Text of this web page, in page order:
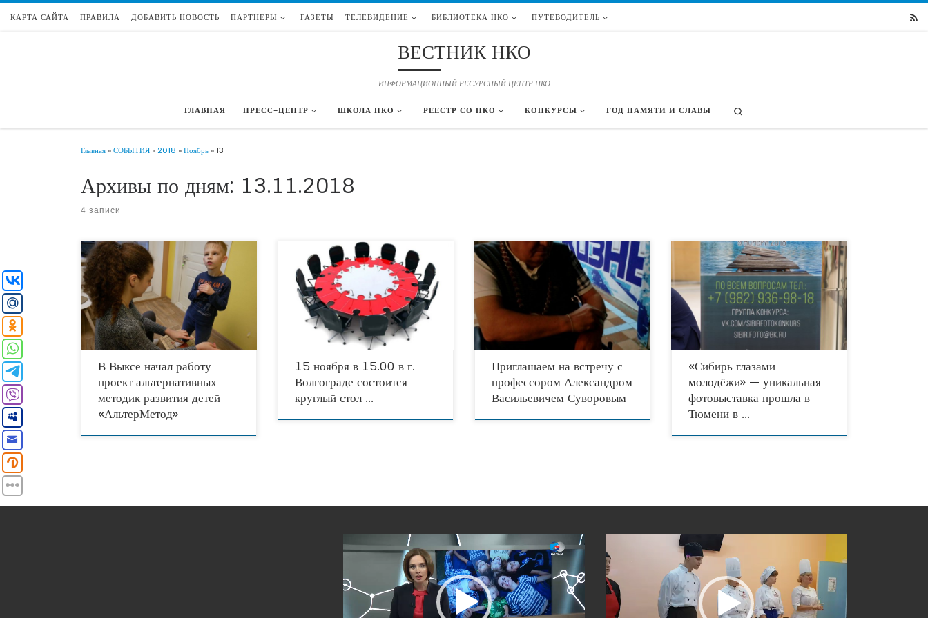
Перейти к содержимому
КАРТА САЙТА ПРАВИЛА ДОБАВИТЬ НОВОСТЬ ПАРТНЕРЫ ГАЗЕТЫ ТЕЛЕВИДЕНИЕ БИБЛИОТЕКА НКО ПУТЕВОДИТЕЛЬ
ВЕСТНИК НКО
ИНФОРМАЦИОННЫЙ РЕСУРСНЫЙ ЦЕНТР НКО
ГЛАВНАЯ ПРЕСС-ЦЕНТР ШКОЛА НКО РЕЕСТР СО НКО КОНКУРСЫ ГОД ПАМЯТИ И СЛАВЫ
Главная»СОБЫТИЯ»2018 »Ноябрь»13
Архивы по дням: 13.11.2018
4 записи
В Выксе Нижегородской области стартовал
проект Анны Колобовой «АльтерМетод»,
который предлагает новые направления
развития детей, в том числе с особыми
возможностями здоровья. Бизнес-инициатива
была представлена
В Выксе начал работу
проект альтернативных
методик развития детей
«АльтерМетод»
15.11.2018 г в 15.00 на базе ГБУ ВО РИАЦ, (ул.
Мира , 19 А) Волгоградская Региональная
Общественная Организация «Центр
Сотрудничества Международного
Благотворительного Фестиваля Форума-
Марафона Мира, народной дипломатии,
15 ноября в 15.00 в г.
Волгограде состоится
круглый стол …
РАСШИРЯЮЩАЯСЯ ВСЕЛЕННАЯ ДУШИ:
слепоглухой профессор А.В. Суворов из
Москвы в Волгоград… В плане социально
значимых событий и добровольческих
инициатив Волгоградской региональной
общественной детской организации
Приглашаем на встречу с
профессором Александром
Васильевичем Суворовым
9 ноября в рамках IVА форума Общественной
палаты Тюменской области «Сообщество
Сибири» состоялась I Ежегодная
фотовыставка «Сибирь глазами молодёжи»,
организованная кинофотоклубом «Зоркий»
при поддержке Совета
«Сибирь глазами
молодёжи» — уникальная
фотовыставка прошла в
Тюмени в …